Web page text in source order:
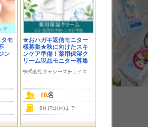
モ
ン
★おハガキ返信モニター
様募集★秋に向けたスキ
ンケア準備！薬用保湿ク
リーム現品モニター募集
株式会社キャシーズチョイス
10名
8月17日(月)まで